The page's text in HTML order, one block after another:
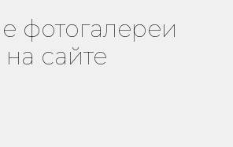
фотогалереи
на сайте